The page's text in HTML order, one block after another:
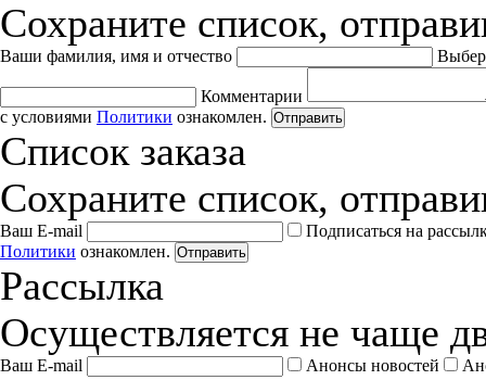
Сохраните список,
Ваши фамилия, имя и отчество
Комментарии
с условиями Политики ознакомлен. Отправить
Список заказа
Сохраните список,
Ваш E-mail
Подписаться на
Политики ознакомлен. Отправить
Рассылка
Осуществляется не чаще
Ваш E-mail Анонсы новостей